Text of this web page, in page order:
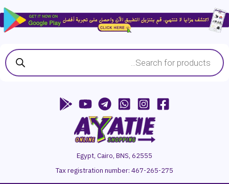
Products
search
Egypt, Cairo, BNS, 62555
Tax registration number: 467-265-275